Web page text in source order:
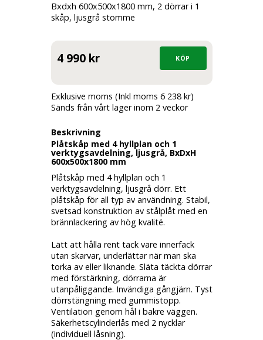
Bxdxh 600x500x1800 mm, 2 dörrar i 1
skåp, ljusgrå stomme
4 990 kr
Exklusive moms (Inkl moms 6 238 kr)
Sänds från vårt lager inom 2 veckor
Beskrivning
Plåtskåp med 4 hyllplan och 1
verktygsavdelning, ljusgrå, BxDxH
600x500x1800 mm
Plåtskåp med 4 hyllplan och 1
verktygsavdelning, ljusgrå dörr. Ett
plåtskåp för all typ av användning. Stabil,
svetsad konstruktion av stålplåt med en
brännlackering av hög kvalité.
Lätt att hålla rent tack vare innerfack
utan skarvar, underlättar när man ska
torka av eller liknande. Släta täckta dörrar
med förstärkning, dörrarna är
utanpåliggande. Invändiga gångjärn. Tyst
dörrstängning med gummistopp.
Ventilation genom hål i bakre väggen.
Säkerhetscylinderlås med 2 nycklar
(individuell låsning).